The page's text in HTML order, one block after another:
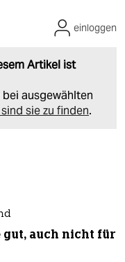
Artikel ist
ausgewählten
sie zu finden.
einloggen
auch nicht für